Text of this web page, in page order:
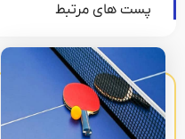
پست های مرتبط